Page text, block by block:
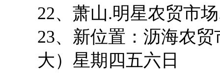
22、萧山.明星农贸市
23、新位置：沥海农
大）星期四五六日